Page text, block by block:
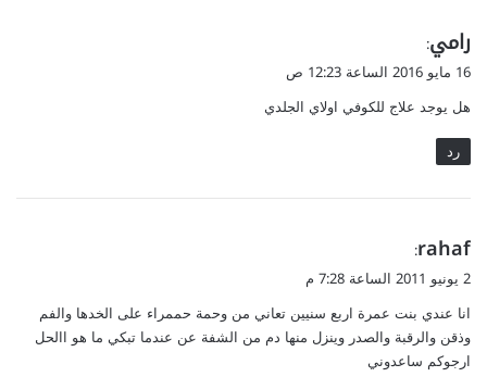
ل
ت
غ
ل
ي
ا
ل
ي
ح
ف
ظ
ص
ة
ل
ب
ش
ر
ة
و
ي
ق
ل
رامي:
16 مايو 2016 الساعة 12:23 ص
هل يوجد علاج للكوفي اولاي الجلدي
رد
ي
ق
ل
rahaf
:
2 يونيو 2011 الساعة 7:28 م
انا عندي بنت عمرة اربع سنيين تعاني من وحمة حممراء على الخدها والفم
وذقن والرقبة والصدر وينزل منها دم من الشفة عن عندما تبكي ما هو االحل
ارجوكم ساعدوني